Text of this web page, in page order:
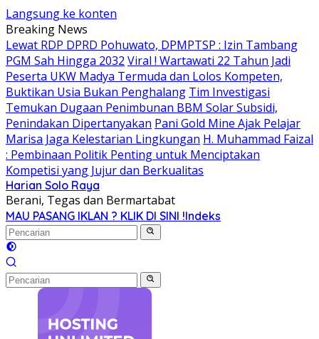
Langsung ke konten
Breaking News
Lewat RDP DPRD Pohuwato, DPMPTSP : Izin Tambang
PGM Sah Hingga 2032 Viral ! Wartawati 22 Tahun Jadi
Peserta UKW Madya Termuda dan Lolos Kompeten,
Buktikan Usia Bukan Penghalang Tim Investigasi
Temukan Dugaan Penimbunan BBM Solar Subsidi,
Penindakan Dipertanyakan Pani Gold Mine Ajak Pelajar
Marisa Jaga Kelestarian Lingkungan H. Muhammad Faizal
: Pembinaan Politik Penting untuk Menciptakan
Kompetisi yang Jujur dan Berkualitas
Harian Solo Raya
Berani, Tegas dan Bermartabat
MAU PASANG IKLAN ? KLIK DI SINI !Indeks